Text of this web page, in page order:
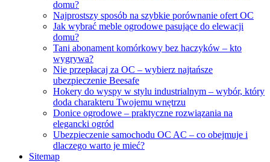
domu?
Najprostszy sposób na szybkie porównanie ofert OC
Jak wybrać meble ogrodowe pasujące do elewacji
domu?
Tani abonament komórkowy bez haczyków – kto
wygrywa?
Nie przepłacaj za OC – wybierz najtańsze
ubezpieczenie Beesafe
Hokery do wyspy w stylu industrialnym – wybór, który
doda charakteru Twojemu wnętrzu
Donice ogrodowe – praktyczne rozwiązania na
elegancki ogród
Ubezpieczenie samochodu OC AC – co obejmuje i
dlaczego warto je mieć?
Sitemap